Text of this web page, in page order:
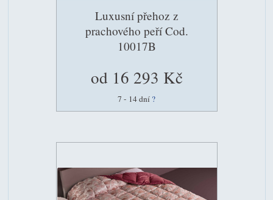
Luxusní přehoz z
prachového peří Cod.
10017B
od 16 293 Kč
7 - 14 dní ?